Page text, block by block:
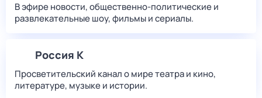
В эфире новости, общественно-политические и
развлекательные шоу, фильмы и сериалы.
Россия К
Просветительский канал о мире театра и кино,
литературе, музыке и истории.